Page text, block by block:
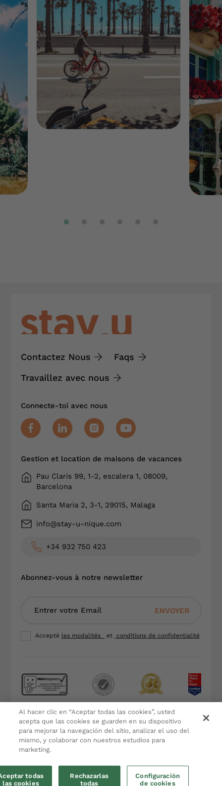
Contactez Nous
Faqs
Travaillez avec nous
Connecte-toi avec nous
Gestion et location de maisons de vacances
Pau Clarís 99, 1-2, escalera 1, 08009,
Barcelona
Santa Maria 2, 3-1, 29015, Malaga
info@stay-u-nique.com
+34 932 750 423
Abonnez-vous à notre newsletter
ENVOYER
Accepté les modalités et conditions de confidentialité
Termes et conditions
Politique de confidentialité
Avis juridique
Politique de cookies
par eMascaró
Al hacer clic en “Aceptar todas las cookies”, usted
acepta que las cookies se guarden en su dispositivo
para mejorar la navegación del sitio, analizar el uso del
mismo, y colaborar con nuestros estudios para
marketing.
Configuración
de cookies
Rechazarlas
todas
todas
las cookies